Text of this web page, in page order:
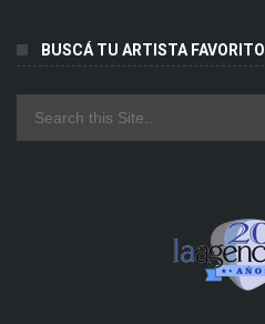
BUSCÁ TU ARTISTA FAVORITO